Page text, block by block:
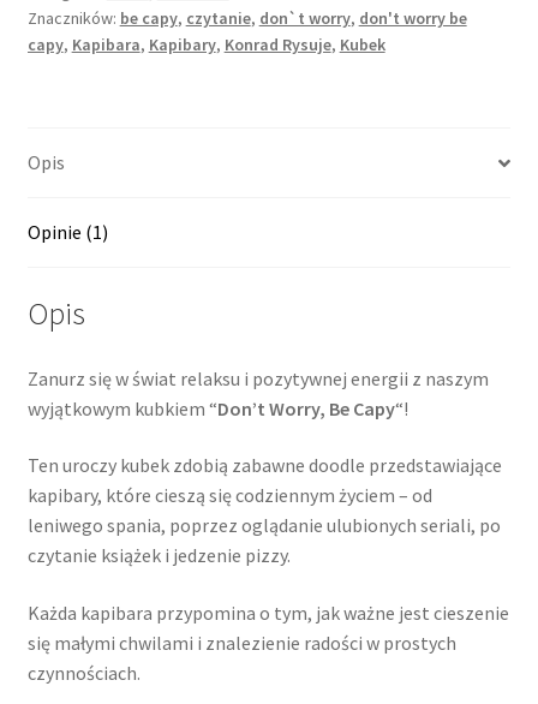
Znaczników: be capy, czytanie, don`t worry, don't worry be
capy, Kapibara, Kapibary, Konrad Rysuje, Kubek
Opis
Opinie (1)
Opis
Zanurz się w świat relaksu i pozytywnej energii z naszym
wyjątkowym kubkiem “Don’t Worry, Be Capy“!
Ten uroczy kubek zdobią zabawne doodle przedstawiające
kapibary, które cieszą się codziennym życiem – od
leniwego spania, poprzez oglądanie ulubionych seriali, po
czytanie książek i jedzenie pizzy.
Każda kapibara przypomina o tym, jak ważne jest cieszenie
się małymi chwilami i znalezienie radości w prostych
czynnościach.